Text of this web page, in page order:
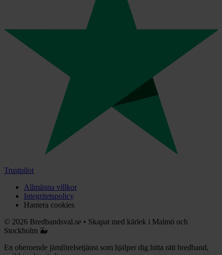
Trustpilot
Allmänna villkor
Integritetspolicy
Hantera cookies
© 2026 Bredbandsval.se • Skapat med kärlek i Malmö och
Stockholm 🐳
En oberoende jämförelsetjänst som hjälper dig hitta rätt bredband,